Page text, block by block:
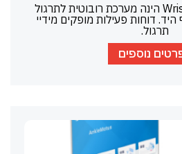
מערכת WristMotus M1 הינה מערכת רובוטית לתרגול
דוחות פעילות מופקים מידיי
תרגול.
נוספים